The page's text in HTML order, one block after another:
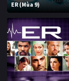
ER (Mùa 9)